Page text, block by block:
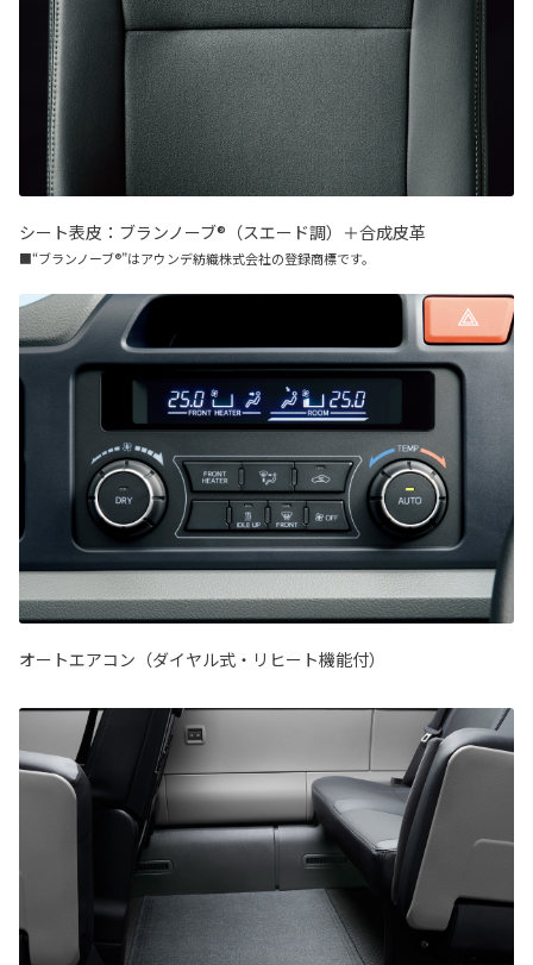
シート表皮：ブランノーブ®（スエード調）＋合成皮革
■“ブランノーブ®”はアウンデ紡織株式会社の登録商標です。
オートエアコン（ダイヤル式・リヒート機能付）